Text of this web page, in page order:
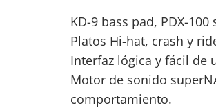
KD-9 bass pad, PDX-
Platos Hi-hat, crash y
Interfaz lógica y fácil de
Motor de sonido
comportamiento.